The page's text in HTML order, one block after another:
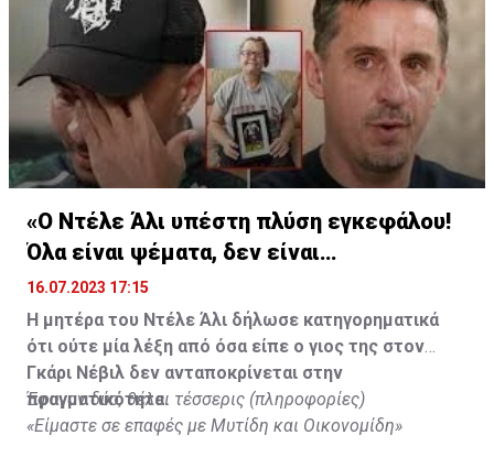
«Ο Ντέλε Άλι υπέστη πλύση εγκεφάλου!
Όλα είναι ψέματα, δεν είναι
υιοθετημένος»
16.07.2023 17:15
Η μητέρα του Ντέλε Άλι δήλωσε κατηγορηματικά
ότι ούτε μία λέξη από όσα είπε ο γιος της στον
Γκάρι Νέβιλ δεν ανταποκρίνεται στην
πραγματικότητα.
Έφυγαν δύο, θέλει τέσσερις (πληροφορίες)
«Είμαστε σε επαφές με Μυτίδη και Οικονομίδη»